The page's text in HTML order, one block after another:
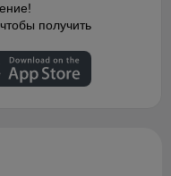
получить